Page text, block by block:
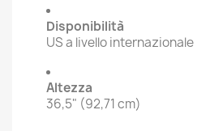
Disponibilità
US a livello internazionale
Altezza
36,5" (92,71 cm)